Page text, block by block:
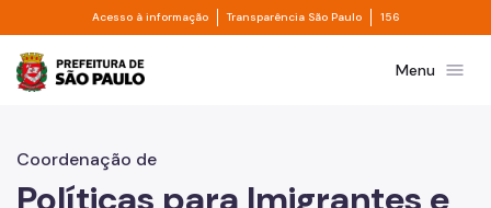
Pular para o Conteúdo principal
Acesso à informação Divisor de acesso à informação
Transparência São Paulo Divisor de
156
Prefeitura de São PauloMenu menu
Coordenação de